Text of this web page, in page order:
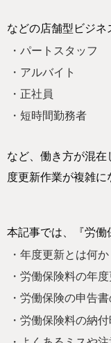
などの店舗型ビジネ
・パートスタッフ
・アルバイト
・正社員
・短時間勤務者
など、働き方が混
度更新作業が複雑に
本記事では、『労働
・年度更新とは何か
・労働保険料の年
・労働保険の申告
・労働保険料の納